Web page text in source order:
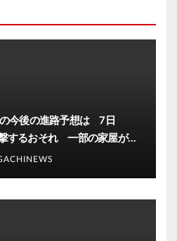
の今後の進路予想は 7日
するおそれ 一部の家屋が倒
風が吹く見込み(FNNプライ